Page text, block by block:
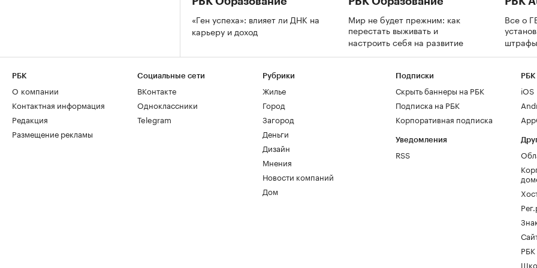
«Ген успеха»: влияет ли ДНК на
карьеру и доход
Мир не будет прежним: как
перестать выживать и
настроить себя на развитие
Все о
РБК
О компании
Контактная информация
Редакция
Размещение рекламы
Социальные сети
ВКонтакте
Одноклассники
Telegram
Рубрики
Жилье
Город
Загород
Деньги
Дизайн
Мнения
Новости компаний
Дом
Подписки
Скрыть баннеры на РБК
Подписка на РБК
Корпоративная подписка
Уведомления
RSS
РБК
iOS